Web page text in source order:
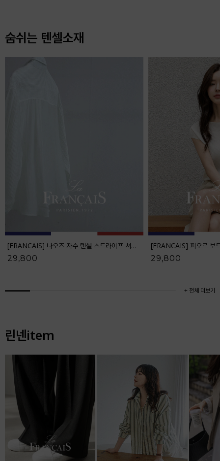
숨쉬는 텐셀소재
[FRANCAIS] 나오즈 자수 텐셀 스트라이프 셔츠_F6S278SH
29,800
29,800
+ 전체 더보기
린넨item